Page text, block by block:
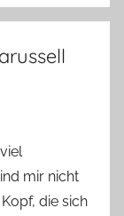
mir nicht
die sich